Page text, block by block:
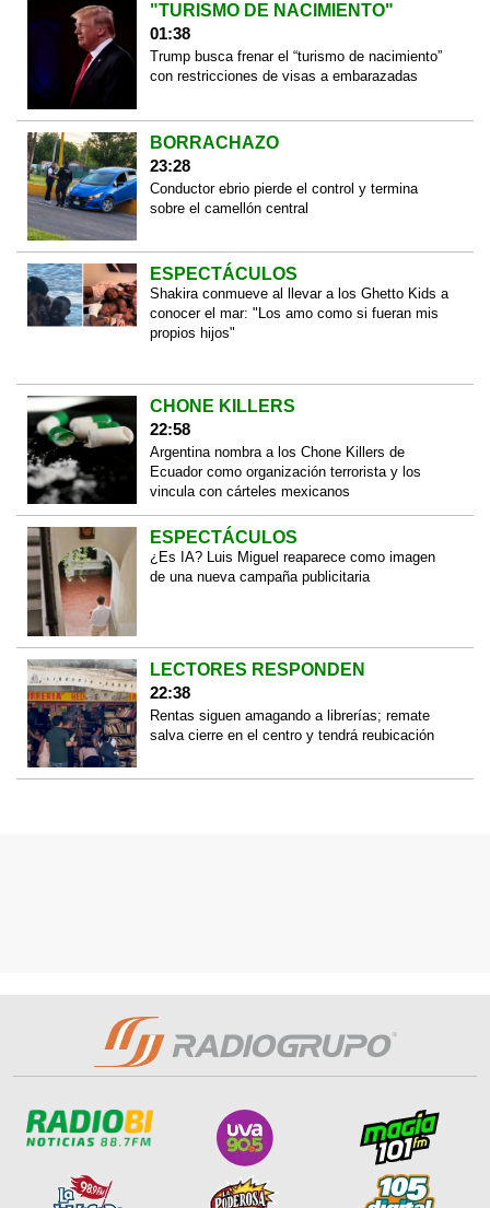
"TURISMO DE NACIMIENTO"
01:38
Trump busca frenar el “turismo de nacimiento”
con restricciones de visas a embarazadas
BORRACHAZO
23:28
Conductor ebrio pierde el control y termina
sobre el camellón central
ESPECTÁCULOS
Shakira conmueve al llevar a los Ghetto Kids a
conocer el mar: "Los amo como si fueran mis
propios hijos"
CHONE KILLERS
22:58
Argentina nombra a los Chone Killers de
Ecuador como organización terrorista y los
vincula con cárteles mexicanos
ESPECTÁCULOS
¿Es IA? Luis Miguel reaparece como imagen
de una nueva campaña publicitaria
LECTORES RESPONDEN
22:38
Rentas siguen amagando a librerías; remate
salva cierre en el centro y tendrá reubicación